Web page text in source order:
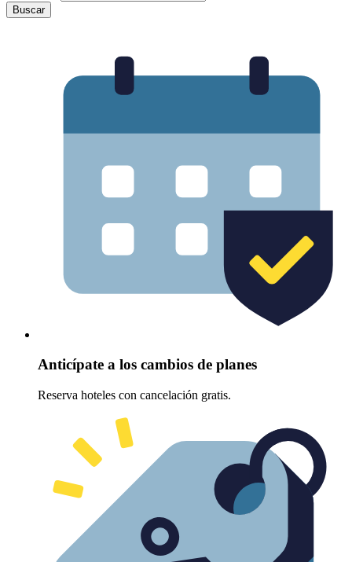
Buscar
Anticípate a los cambios de planes
Reserva hoteles con cancelación gratis.